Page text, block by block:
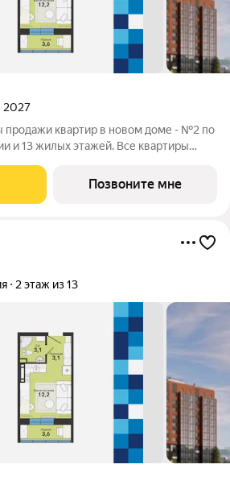
2027
продажи квартир в новом доме - №2 по
и 13 жилых этажей. Все квартиры
двором. В квартирографии,
широкий
Позвоните мне
2 этаж из 13